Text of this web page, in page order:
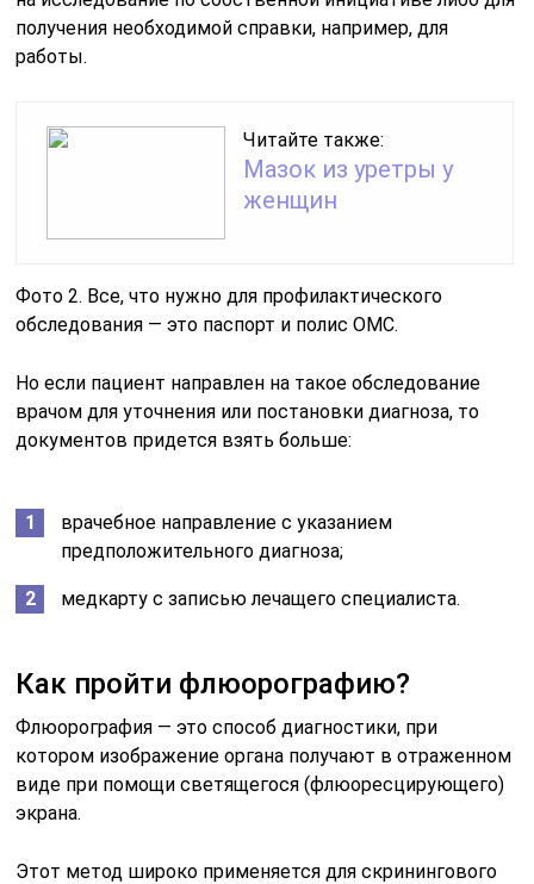
получения необходимой справки, например, для
работы.
Читайте также:
Мазок из уретры у
женщин
Фото 2. Все, что нужно для профилактического
обследования — это паспорт и полис ОМС.
Но если пациент направлен на такое обследование
врачом для уточнения или постановки диагноза, то
документов придется взять больше:
врачебное направление с указанием
предположительного диагноза;
медкарту с записью лечащего специалиста.
Как пройти флюорографию?
Флюорография — это способ диагностики, при
котором изображение органа получают в отраженном
виде при помощи светящегося (флюоресцирующего)
экрана.
Этот метод широко применяется для скринингового